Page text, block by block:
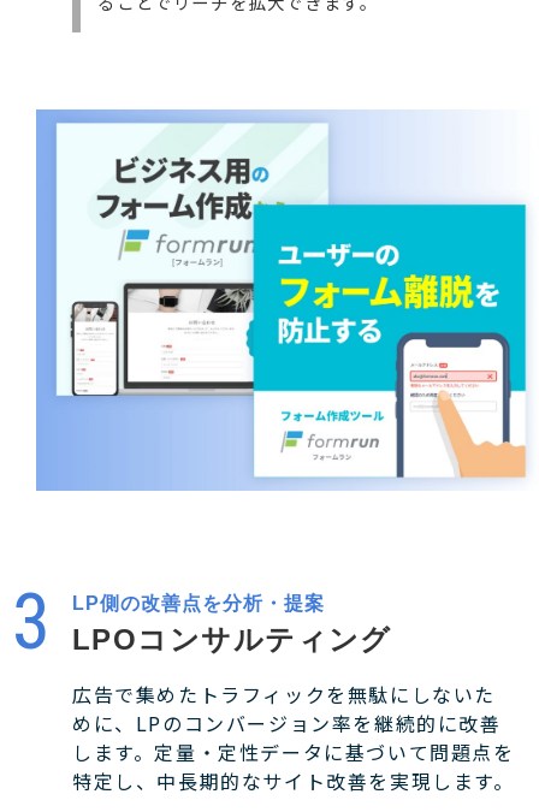
LP側の改善点を分析・提案
LPOコンサルティング
広告で集めたトラフィックを無駄にしないた
めに、LPのコンバージョン率を継続的に改善
します。定量・定性データに基づいて問題点を
特定し、中長期的なサイト改善を実現します。